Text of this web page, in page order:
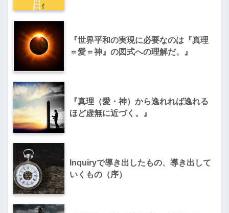
『世界平和の実現に必要なのは『真理
＝愛＝神』の図式への理解だ。』
『真理（愛・神）から逸れれば逸れる
ほど虚無に近づく。』
Inquiryで導き出したもの、導き出して
いくもの（序）